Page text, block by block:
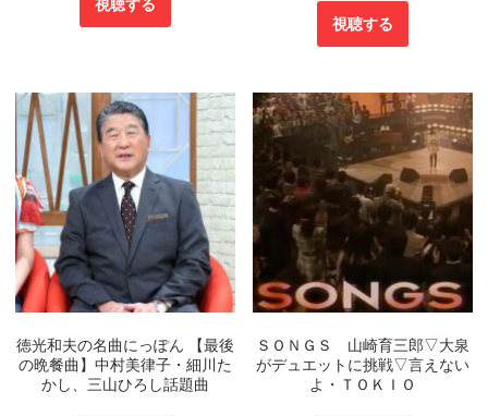
視聴する
徳光和夫の名曲にっぽん 【最後
の晩餐曲】中村美律子・細川た
かし、三山ひろし話題曲
ＳＯＮＧＳ 山崎育三郎▽大泉
がデュエットに挑戦▽言えない
よ・ＴＯＫＩＯ